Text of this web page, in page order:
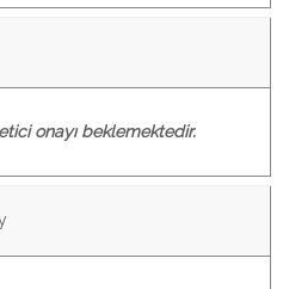
onayı beklemektedir.